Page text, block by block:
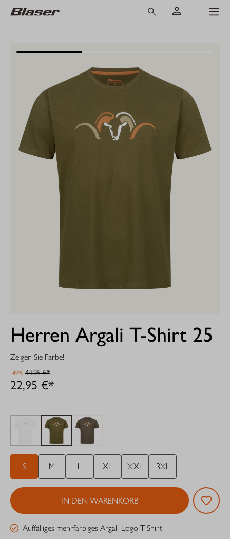
Herren Argali T-Shirt 25
Zeigen Sie Farbe!
22,95 €*
-49% 44,95 €*
S M L XL XXL 3XL
IN DEN WARENKORB
Auffälliges mehrfarbiges Argali-Logo T-Shirt